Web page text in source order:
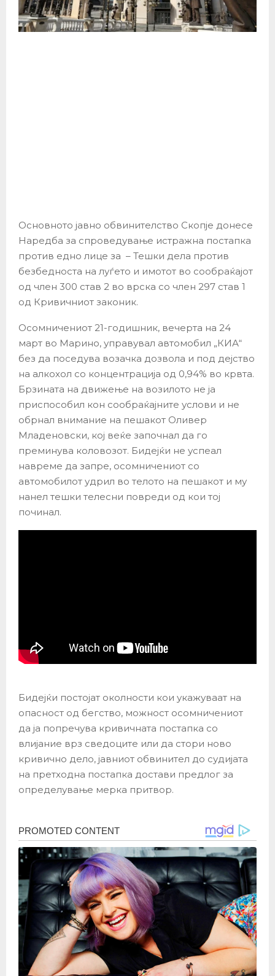
Основното јавно обвинителство Скопје донесе
Наредба за спроведување истражна постапка
против едно лице за – Тешки дела против
безбедноста на луѓето и имотот во сообраќајот
од член 300 став 2 во врска со член 297 став 1
од Кривичниот законик.
Осомничениот 21-годишник, вечерта на 24
март во Марино, управувал автомобил „КИА“
без да поседува возачка дозвола и под дејство
на алкохол со концентрација од 0,94% во крвта.
Брзината на движење на возилото не ја
приспособил кон сообраќајните услови и не
обрнал внимание на пешакот Оливер
Младеновски, кој веќе започнал да го
преминува коловозот. Бидејќи не успеал
навреме да запре, осомничениот со
автомобилот удрил во телото на пешакот и му
нанел тешки телесни повреди од кои тој
починал.
Бидејќи постојат околности кои укажуваат на
опасност од бегство, можност осомничениот
да ја попречува кривичната постапка со
влијание врз сведоците или да стори ново
кривично дело, јавниот обвинител до судијата
на претходна постапка достави предлог за
определување мерка притвор.